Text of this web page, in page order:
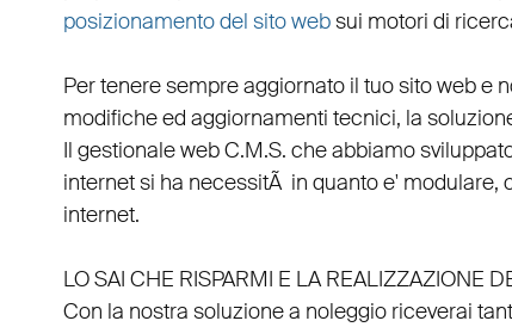
posizionamento del sito websui motori di
Per tenere sempre aggiornato il tuo sito web e
modifiche ed aggiornamenti tecnici, la
Il gestionale web C.M.S. che abbiamo
internet si ha necessitÃ in quanto e' modulare,
internet.
LO SAI CHE RISPARMI E LA REALIZZAZIONE
Con la nostra soluzione a noleggio riceverai